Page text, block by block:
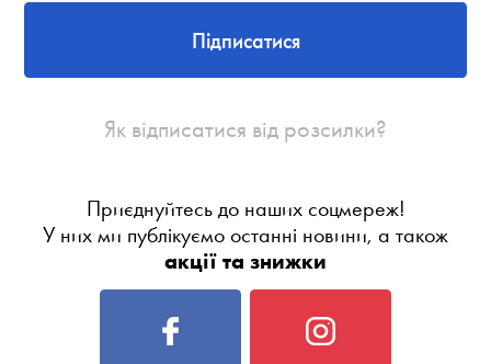
Підписатися
Як відписатися від розсилки?
Приєднуйтесь до наших соцмереж!
У них ми публікуємо останні новини, а також
акції та знижки